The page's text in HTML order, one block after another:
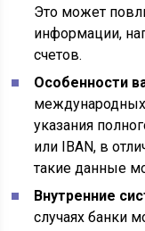
Это может
информации,
счетов.
Особенности
международных
указания
или IBAN, в
такие данные
Внутренние
случаях банки